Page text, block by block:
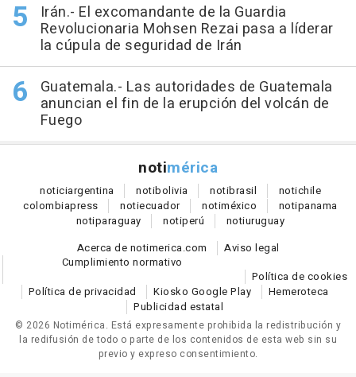
Irán.- El excomandante de la Guardia
Revolucionaria Mohsen Rezai pasa a líderar
la cúpula de seguridad de Irán
Guatemala.- Las autoridades de Guatemala
anuncian el fin de la erupción del volcán de
Fuego
notimérica
noticiargentina notibolivia notibrasil notichile
colombiapress notiecuador notiméxico notipanama
notiparaguay notiperú notiuruguay
Acerca de notimerica.com
Aviso legal
Cumplimiento normativo
Política de cookies
Política de privacidad
Kiosko Google Play
Hemeroteca
Publicidad estatal
© 2026 Notimérica. Está expresamente prohibida la redistribución y
la redifusión de todo o parte de los contenidos de esta web sin su
previo y expreso consentimiento.